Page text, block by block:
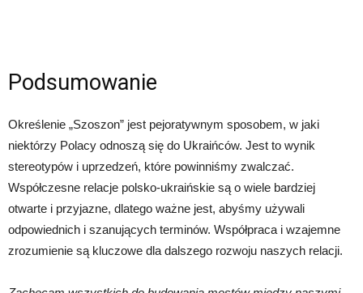
Podsumowanie
Określenie „Szoszon” jest pejoratywnym sposobem, w jaki
niektórzy Polacy odnoszą się do Ukraińców. Jest to wynik
stereotypów i uprzedzeń, które powinniśmy zwalczać.
Współczesne relacje polsko-ukraińskie są o wiele bardziej
otwarte i przyjazne, dlatego ważne jest, abyśmy używali
odpowiednich i szanujących terminów. Współpraca i wzajemne
zrozumienie są kluczowe dla dalszego rozwoju naszych relacji.